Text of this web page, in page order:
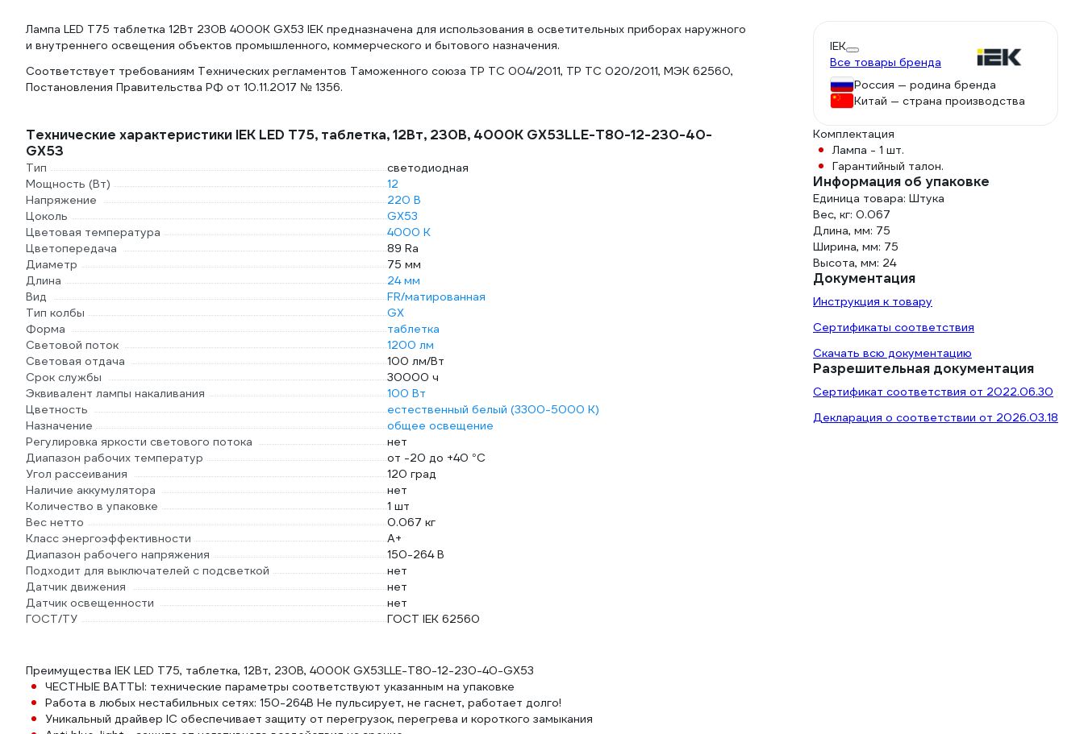
Лампа LED T75 таблетка 12Вт 230В 4000К GX53 IEK предназначена для использования в осветительных приборах наружного
и внутреннего освещения объектов промышленного, коммерческого и бытового назначения.
Соответствует требованиям Технических регламентов Таможенного союза ТР ТС 004/2011, ТР ТС 020/2011, МЭК 62560,
Постановления Правительства РФ от 10.11.2017 № 1356.
Технические характеристики IEK LED T75, таблетка, 12Вт, 230В, 4000К GX53LLE-T80-12-230-40-
GX53
Тип
светодиодная
Мощность (Вт)
12
Напряжение
220 В
Цоколь
GX53
Цветовая температура
4000 К
Цветопередача
89 Ra
Диаметр
75 мм
Длина
24 мм
Вид
FR/матированная
Тип колбы
GX
Форма
таблетка
Световой поток
1200 лм
Световая отдача
100 лм/Вт
Срок службы
30000 ч
Эквивалент лампы накаливания
100 Вт
Цветность
естественный белый (3300-5000 К)
Назначение
общее освещение
Регулировка яркости светового потока
нет
Диапазон рабочих температур
от -20 до +40 °С
Угол рассеивания
120 град
Наличие аккумулятора
нет
Количество в упаковке
1 шт
Вес нетто
0.067 кг
Класс энергоэффективности
A+
Диапазон рабочего напряжения
150-264 В
Подходит для выключателей с подсветкой
нет
Датчик движения
нет
Датчик освещенности
нет
ГОСТ/ТУ
ГОСТ IEK 62560
Преимущества IEK LED T75, таблетка, 12Вт, 230В, 4000К GX53LLE-T80-12-230-40-GX53
ЧЕСТНЫЕ ВАТТЫ: технические параметры соответствуют указанным на упаковке
Работа в любых нестабильных сетях: 150-264В Не пульсирует, не гаснет, работает долго!
Уникальный драйвер IC обеспечивает защиту от перегрузок, перегрева и короткого замыкания
IEK
Все товары бренда
Россия — родина бренда
Китай — страна производства
Комплектация
Лампа - 1 шт.
Гарантийный талон.
Информация об упаковке
Единица товара: Штука
Вес, кг: 0.067
Длина, мм: 75
Ширина, мм: 75
Высота, мм: 24
Документация
Инструкция к товару
Сертификаты соответствия
Скачать всю документацию
Разрешительная документация
Сертификат соответствия от 2022.06.30
Декларация о соответствии от 2026.03.18